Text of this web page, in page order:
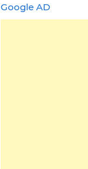
Google AD